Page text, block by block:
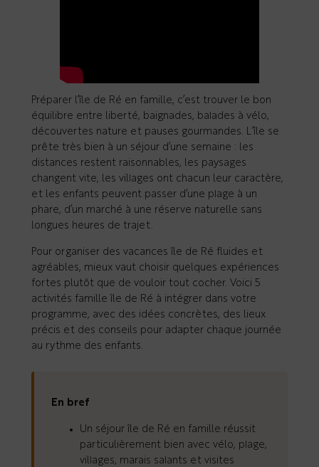
Préparer l’île de Ré en famille, c’est trouver le bon
équilibre entre liberté, baignades, balades à vélo,
découvertes nature et pauses gourmandes. L’île se
prête très bien à un séjour d’une semaine : les
distances restent raisonnables, les paysages
changent vite, les villages ont chacun leur caractère,
et les enfants peuvent passer d’une plage à un
phare, d’un marché à une réserve naturelle sans
longues heures de trajet.
Pour organiser des vacances île de Ré fluides et
agréables, mieux vaut choisir quelques expériences
fortes plutôt que de vouloir tout cocher. Voici 5
activités famille île de Ré à intégrer dans votre
programme, avec des idées concrètes, des lieux
précis et des conseils pour adapter chaque journée
au rythme des enfants.
En bref
Un séjour île de Ré en famille réussit
particulièrement bien avec vélo, plage,
villages, marais salants et visites